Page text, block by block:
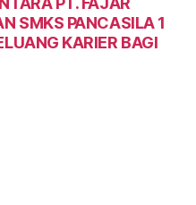
SMKS PANCASILA 1
KARIER BAGI